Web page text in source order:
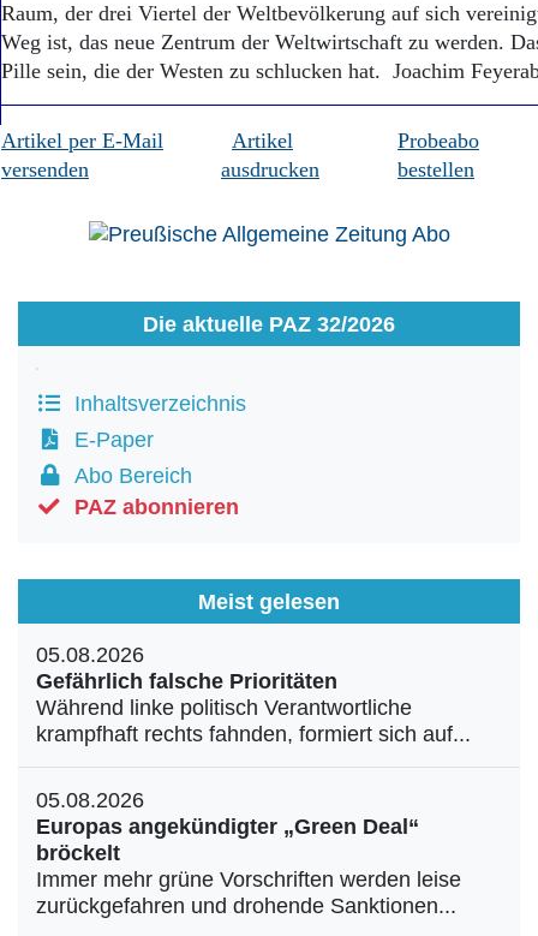
Raum, der drei Viertel der Weltbevölkerung auf sich
Weg ist, das neue Zentrum der Weltwirtschaft zu werden.
Pille sein, die der Westen zu schlucken hat. Joachim
Artikel per E-Mail
versenden
Artikel
ausdrucken
Probeabo
bestellen
Die aktuelle PAZ 32/2026
Inhaltsverzeichnis
E-Paper
Abo Bereich
PAZ abonnieren
Meist gelesen
05.08.2026
Gefährlich falsche Prioritäten
Während linke politisch Verantwortliche
krampfhaft rechts fahnden, formiert sich auf...
05.08.2026
Europas angekündigter „Green Deal“
bröckelt
Immer mehr grüne Vorschriften werden leise
zurückgefahren und drohende Sanktionen...